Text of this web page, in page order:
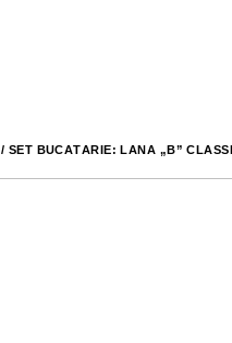
/ SET BUCĂTĂRIE: LANA „B”